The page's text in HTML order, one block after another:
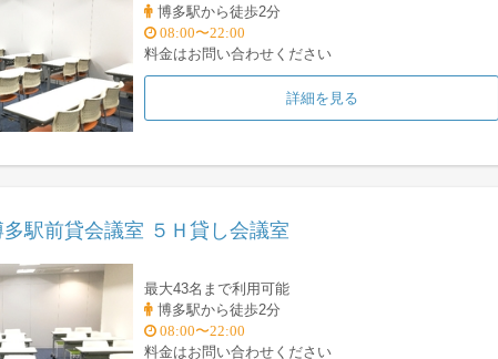
博多駅から徒歩2分
08:00〜22:00
料金はお問い合わせください
詳細を見る
駅前貸会議室 ５Ｈ貸し会議室
最大43名まで利用可能
博多駅から徒歩2分
08:00〜22:00
料金はお問い合わせください